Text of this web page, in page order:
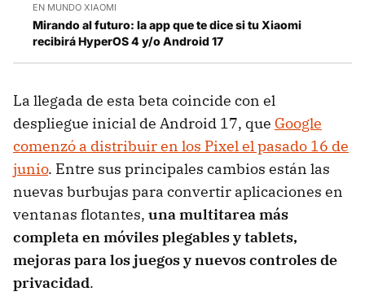
EN MUNDO XIAOMI
Mirando al futuro: la app que te dice si tu Xiaomi
recibirá HyperOS 4 y/o Android 17
La llegada de esta beta coincide con el
despliegue inicial de Android 17, que Google
comenzó a distribuir en los Pixel el pasado 16 de
junio. Entre sus principales cambios están las
nuevas burbujas para convertir aplicaciones en
ventanas flotantes, una multitarea más
completa en móviles plegables y tablets,
mejoras para los juegos y nuevos controles de
privacidad.